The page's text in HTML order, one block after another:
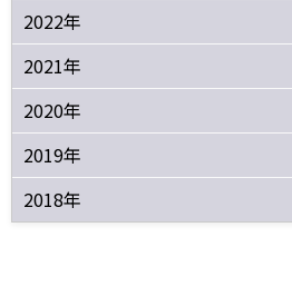
2022年
2021年
2020年
2019年
2018年